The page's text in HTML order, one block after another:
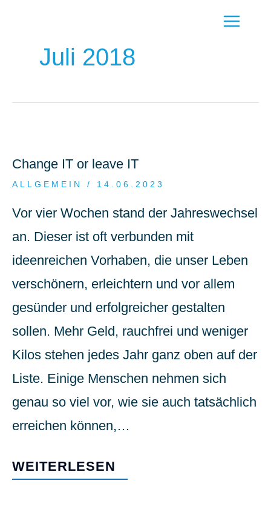
M
N
Juli 2018
Change IT or leave IT
ALLGEMEIN / 14.06.2023
Vor vier Wochen stand der Jahreswechsel
an. Dieser ist oft verbunden mit
ideenreichen Vorhaben, die unser Leben
verschönern, erleichtern und vor allem
gesünder und erfolgreicher gestalten
sollen. Mehr Geld, rauchfrei und weniger
Kilos stehen jedes Jahr ganz oben auf der
Liste. Einige Menschen nehmen sich
genau so viel vor, wie sie auch tatsächlich
erreichen können,…
WEITERLESEN